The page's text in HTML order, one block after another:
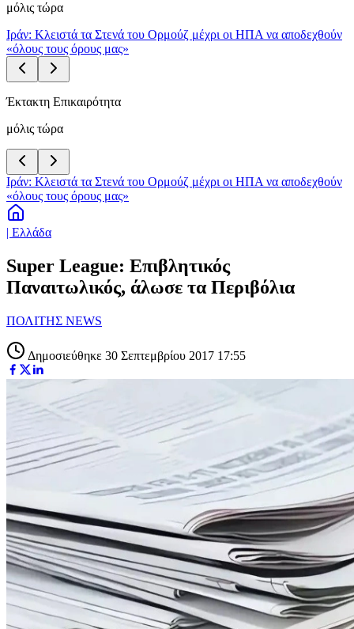
μόλις τώρα
Ιράν: Κλειστά τα Στενά του Ορμούζ μέχρι οι ΗΠΑ να αποδεχθούν
«όλους τους όρους μας»
Έκτακτη Επικαιρότητα
μόλις τώρα
Ιράν: Κλειστά τα Στενά του Ορμούζ μέχρι οι ΗΠΑ να αποδεχθούν
«όλους τους όρους μας»
| Ελλάδα
Super League: Επιβλητικός
Παναιτωλικός, άλωσε τα Περιβόλια
ΠΟΛΙΤΗΣ NEWS
Δημοσιεύθηκε 30 Σεπτεμβρίου 2017 17:55